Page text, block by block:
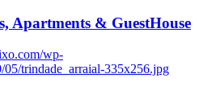
Apartments & GuestHouse
wp-
05/trindade_arraial-335x256.jpg